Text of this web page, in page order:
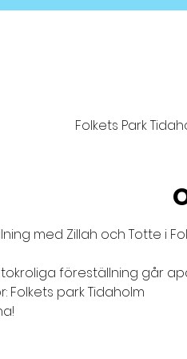
Folkets Park
föreställning går
Folkets park Tidaholm